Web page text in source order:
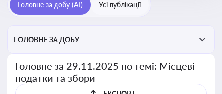
Головне за добу (AI) Усі публікації
ГОЛОВНЕ ЗА ДОБУ
Головне за 29.11.2025 по темі: Місцеві
податки та збори